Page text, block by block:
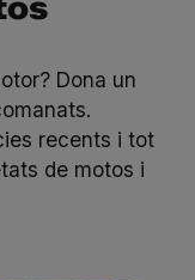
Dona un
recents i tot
de motos i